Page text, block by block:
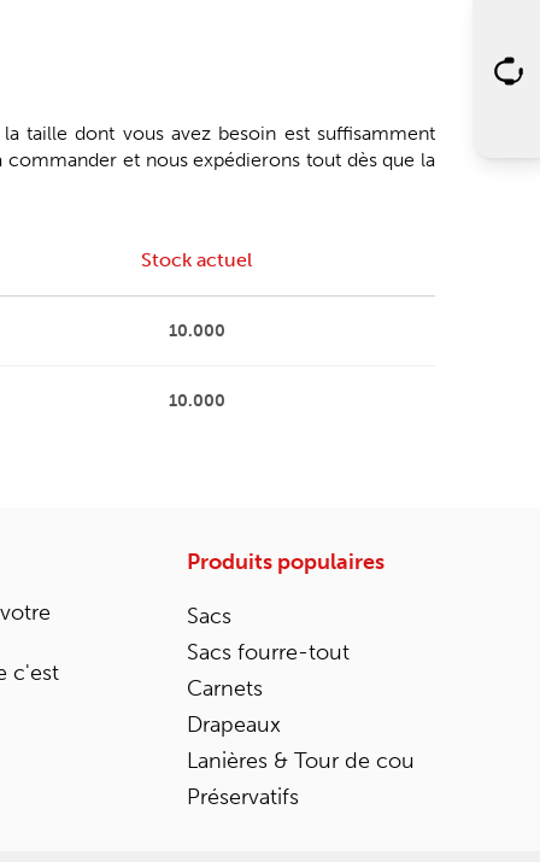
taille dont vous avez besoin est suffisamment
et nous expédierons tout dès que la
Stock actuel
10.000
10.000
c'est
Produits populaires
Sacs
Sacs fourre-tout
Carnets
Drapeaux
Lanières & Tour de cou
Préservatifs